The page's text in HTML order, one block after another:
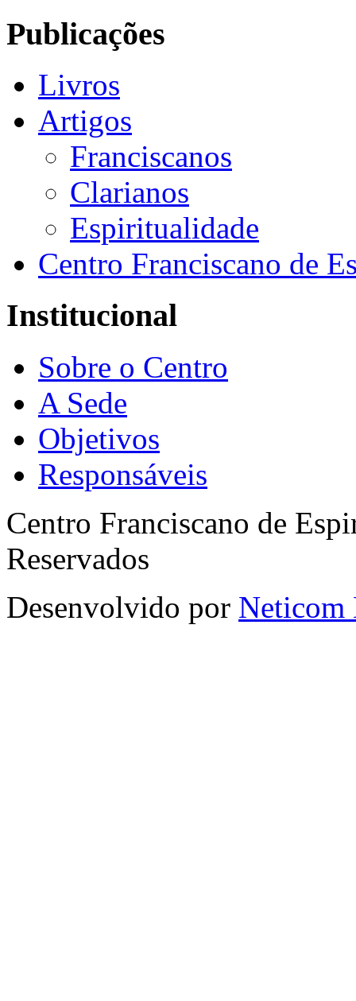
Publicações
Livros
Artigos
Franciscanos
Clarianos
Espiritualidade
Centro Franciscano de
Institucional
Sobre o Centro
A Sede
Objetivos
Responsáveis
Centro Franciscano de
Reservados
Desenvolvido por Neticom